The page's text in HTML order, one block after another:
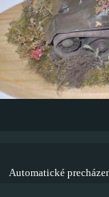
Automatické